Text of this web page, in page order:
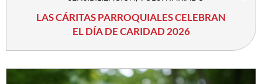
LAS CÁRITAS PARROQUIALES CELEBRAN
EL DÍA DE CARIDAD 2026